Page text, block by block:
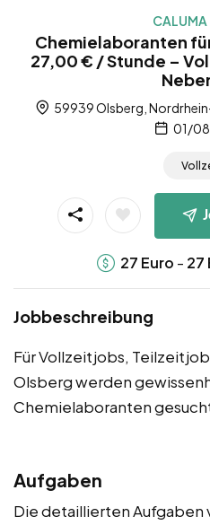
Chemielaboranten
27,00 € / Stunde –
59939 Olsberg,
01/
27 Euro - 27
Jobbeschreibung
Für Vollzeitjobs,
Olsberg werden
Chemielaboranten
Aufgaben
Die detaillierten